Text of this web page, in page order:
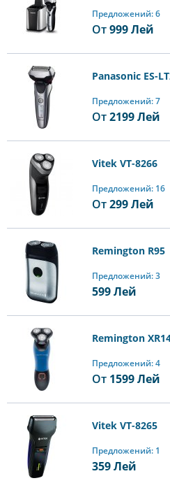
Предложений: 6
От999Лей
Panasonic ES-
Предложений: 7
От2199Лей
Vitek VT-8266
Предложений: 16
От299Лей
Remington R95
Предложений: 3
599Лей
Remington
Предложений: 4
От 1599Лей
Vitek VT-8265
Предложений: 1
359Лей